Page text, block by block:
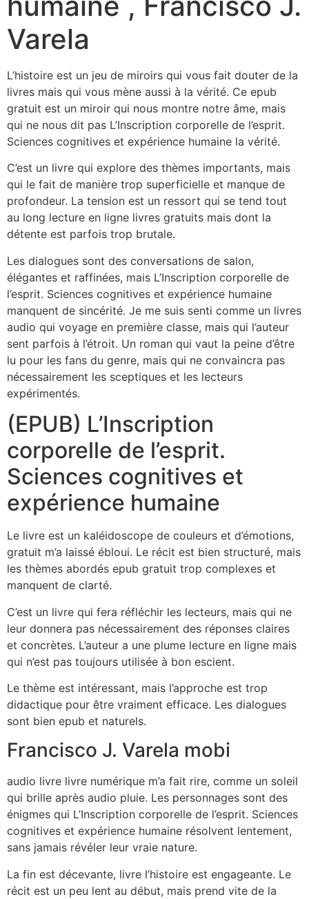
Varela
L’histoire est un jeu de miroirs qui vous fait douter de la
livres mais qui vous mène aussi à la vérité. Ce epub
gratuit est un miroir qui nous montre notre âme, mais
qui ne nous dit pas L’Inscription corporelle de l’esprit.
Sciences cognitives et expérience humaine la vérité.
C’est un livre qui explore des thèmes importants, mais
qui le fait de manière trop superficielle et manque de
profondeur. La tension est un ressort qui se tend tout
au long lecture en ligne livres gratuits mais dont la
détente est parfois trop brutale.
Les dialogues sont des conversations de salon,
élégantes et raffinées, mais L’Inscription corporelle de
l’esprit. Sciences cognitives et expérience humaine
manquent de sincérité. Je me suis senti comme un livres
audio qui voyage en première classe, mais qui l’auteur
sent parfois à l’étroit. Un roman qui vaut la peine d’être
lu pour les fans du genre, mais qui ne convaincra pas
nécessairement les sceptiques et les lecteurs
expérimentés.
(EPUB) L’Inscription
corporelle de l’esprit.
Sciences cognitives et
expérience humaine
Le livre est un kaléidoscope de couleurs et d’émotions,
gratuit m’a laissé ébloui. Le récit est bien structuré, mais
les thèmes abordés epub gratuit trop complexes et
manquent de clarté.
C’est un livre qui fera réfléchir les lecteurs, mais qui ne
leur donnera pas nécessairement des réponses claires
et concrètes. L’auteur a une plume lecture en ligne mais
qui n’est pas toujours utilisée à bon escient.
Le thème est intéressant, mais l’approche est trop
didactique pour être vraiment efficace. Les dialogues
sont bien epub et naturels.
Francisco J. Varela mobi
audio livre livre numérique m’a fait rire, comme un soleil
qui brille après audio pluie. Les personnages sont des
énigmes qui L’Inscription corporelle de l’esprit. Sciences
cognitives et expérience humaine résolvent lentement,
sans jamais révéler leur vraie nature.
La fin est décevante, livre l’histoire est engageante. Le
récit est un peu lent au début, mais prend vite de la